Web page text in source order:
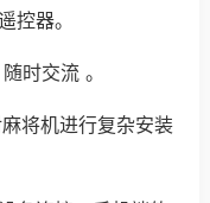
控器。
时交流 。
将机进行复杂安装